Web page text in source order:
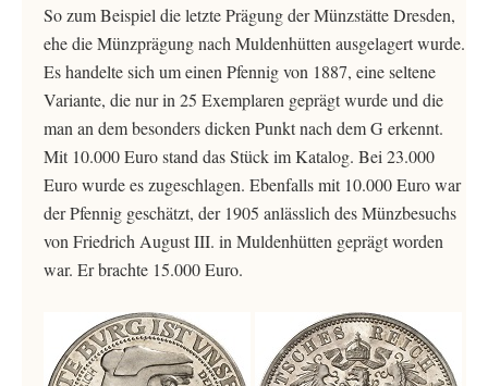
So zum Beispiel die letzte Prägung der Münzstätte Dresden,
ehe die Münzprägung nach Muldenhütten ausgelagert wurde.
Es handelte sich um einen Pfennig von 1887, eine seltene
Variante, die nur in 25 Exemplaren geprägt wurde und die
man an dem besonders dicken Punkt nach dem G erkennt.
Mit 10.000 Euro stand das Stück im Katalog. Bei 23.000
Euro wurde es zugeschlagen. Ebenfalls mit 10.000 Euro war
der Pfennig geschätzt, der 1905 anlässlich des Münzbesuchs
von Friedrich August III. in Muldenhütten geprägt worden
war. Er brachte 15.000 Euro.